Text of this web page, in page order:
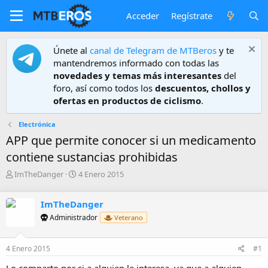
Acceder Regístrate
Únete al canal de Telegram de MTBeros y te
mantendremos informado con todas las
novedades y temas más interesantes del
foro, así como todos los descuentos, chollos y
ofertas en productos de ciclismo.
Electrónica
APP que permite conocer si un medicamento
contiene sustancias prohibidas
A
o
ImTheDanger
F
h
a
e
4 Enero 2015
ImTheDanger
Administrador Veterano
4 Enero 2015 #1